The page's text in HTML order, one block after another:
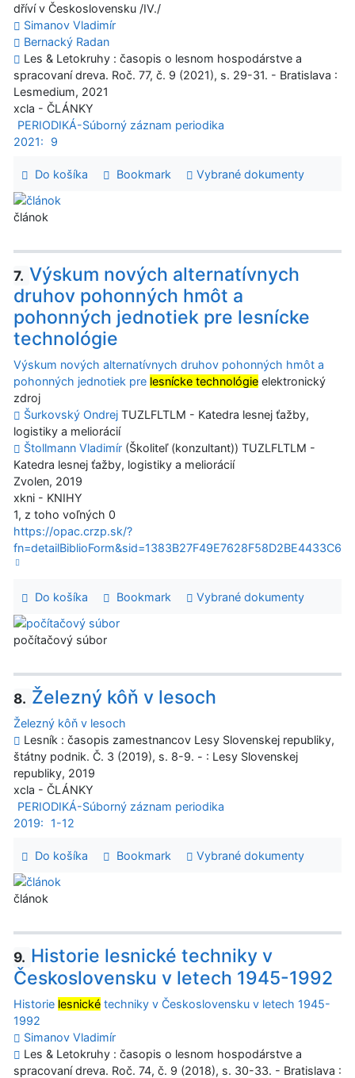
dříví v Československu /IV./
Simanov Vladimír
Bernacký Radan
Les & Letokruhy : časopis o lesnom hospodárstve a
spracovaní dreva. Roč. 77, č. 9 (2021), s. 29-31. - Bratislava :
Lesmedium, 2021
xcla - ČLÁNKY
PERIODIKÁ-Súborný záznam periodika
2021:
9
Do košíka Bookmark Vybrané dokumenty
článok
7. Výskum nových alternatívnych
druhov pohonných hmôt a
pohonných jednotiek pre lesnícke
technológie
Výskum nových alternatívnych druhov pohonných hmôt a
pohonných jednotiek pre lesnícke technológie elektronický
zdroj
Šurkovský Ondrej TUZLFLTLM - Katedra lesnej ťažby,
logistiky a meliorácií
Štollmann Vladimír (Školiteľ (konzultant)) TUZLFLTLM -
Katedra lesnej ťažby, logistiky a meliorácií
Zvolen, 2019
xkni - KNIHY
1, z toho voľných 0
https://opac.crzp.sk/?
fn=detailBiblioForm&sid=1383B27F49E7628F58D2BE4433C6
Do košíka Bookmark Vybrané dokumenty
počítačový súbor
8. Železný kôň v lesoch
Železný kôň v lesoch
Lesník : časopis zamestnancov Lesy Slovenskej republiky,
štátny podnik. Č. 3 (2019), s. 8-9. - : Lesy Slovenskej
republiky, 2019
xcla - ČLÁNKY
PERIODIKÁ-Súborný záznam periodika
2019:
1-12
Do košíka Bookmark Vybrané dokumenty
článok
9. Historie lesnické techniky v
Československu v letech 1945-1992
Historie lesnické techniky v Československu v letech 1945-
1992
Simanov Vladimír
Les & Letokruhy : časopis o lesnom hospodárstve a
spracovaní dreva. Roč. 74, č. 9 (2018), s. 30-33. - Bratislava :